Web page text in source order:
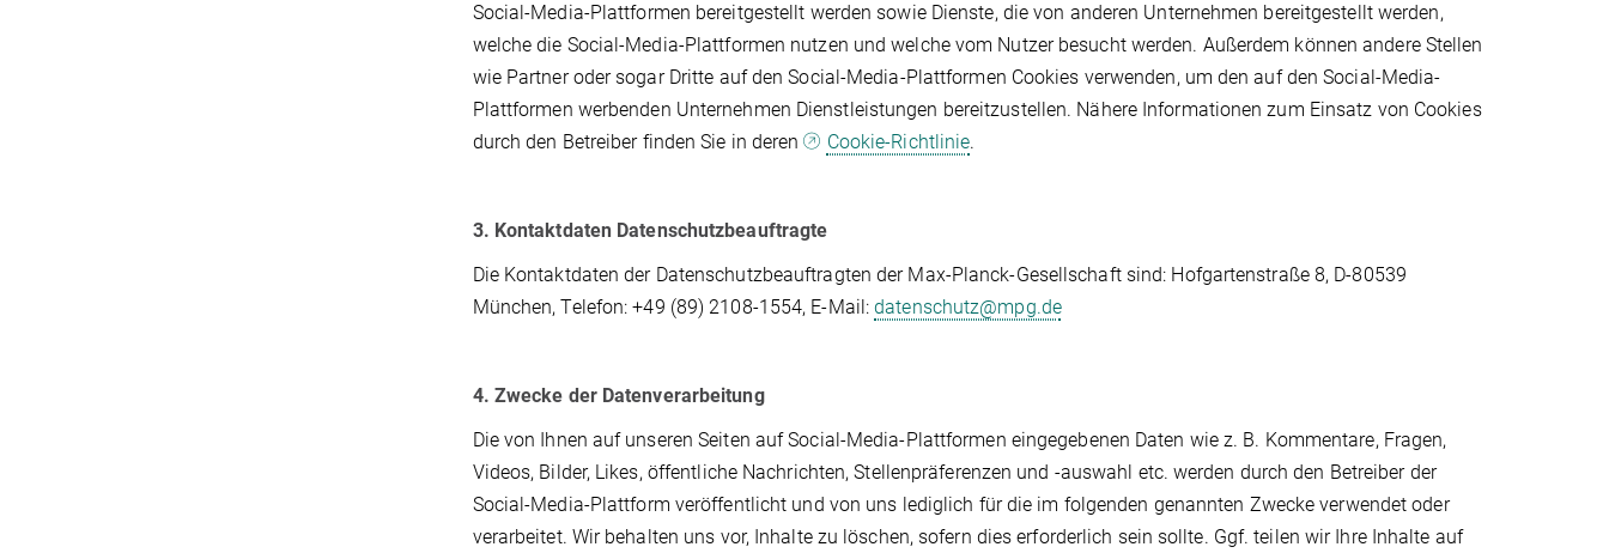
Social-Media-Plattformen bereitgestellt werden sowie Dienste, die von anderen Unternehmen bereitgestellt werden,
welche die Social-Media-Plattformen nutzen und welche vom Nutzer besucht werden. Außerdem können andere Stellen
wie Partner oder sogar Dritte auf den Social-Media-Plattformen Cookies verwenden, um den auf den Social-Media-
Plattformen werbenden Unternehmen Dienstleistungen bereitzustellen. Nähere Informationen zum Einsatz von Cookies
durch den Betreiber finden Sie in deren
Cookie-Richtlinie.
3. Kontaktdaten Datenschutzbeauftragte
Die Kontaktdaten der Datenschutzbeauftragten der Max-Planck-Gesellschaft sind: Hofgartenstraße 8, D-80539
München, Telefon: +49 (89) 2108-1554, E-Mail:datenschutz@mpg.de
4. Zwecke der Datenverarbeitung
Die von Ihnen auf unseren Seiten auf Social-Media-Plattformen eingegebenen Daten wie z. B. Kommentare, Fragen,
Videos, Bilder, Likes, öffentliche Nachrichten, Stellenpräferenzen und -auswahl etc. werden durch den Betreiber der
Social-Media-Plattform veröffentlicht und von uns lediglich für die im folgenden genannten Zwecke verwendet oder
verarbeitet. Wir behalten uns vor, Inhalte zu löschen, sofern dies erforderlich sein sollte. Ggf. teilen wir Ihre Inhalte auf